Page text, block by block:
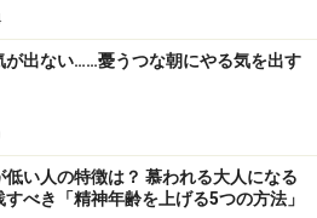
が出ない……憂うつな朝にやる気を出す
低い人の特徴は？ 慕われる大人になる
べき「精神年齢を上げる5つの方法」